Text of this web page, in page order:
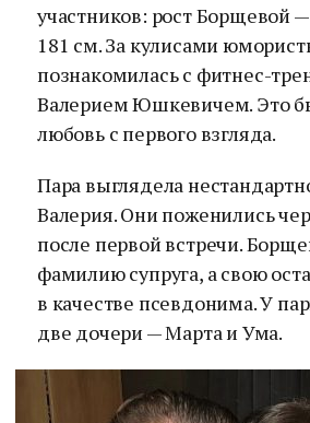
участников: рост Борщевой —
181 см. За кулисами
познакомилась с фитнес-
Валерием Юшкевичем. Это
любовь с первого взгляда.
Пара выглядела
Валерия. Они поженились
после первой встречи.
фамилию супруга, а свою
в качестве псевдонима. У
две дочери — Марта и Ума.